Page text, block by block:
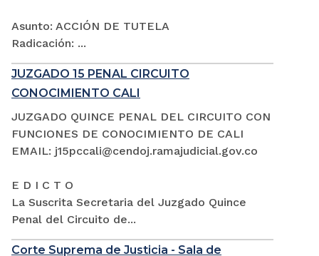
Asunto: ACCIÓN DE TUTELA
Radicación: ...
JUZGADO 15 PENAL CIRCUITO
CONOCIMIENTO CALI
JUZGADO QUINCE PENAL DEL CIRCUITO CON
FUNCIONES DE CONOCIMIENTO DE CALI
EMAIL: j15pccali@cendoj.ramajudicial.gov.co
E D I C T O
La Suscrita Secretaria del Juzgado Quince
Penal del Circuito de...
Corte Suprema de Justicia - Sala de